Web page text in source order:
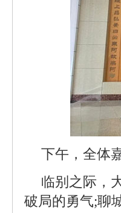
下午，全体
临别之际，
破局的勇气;聊